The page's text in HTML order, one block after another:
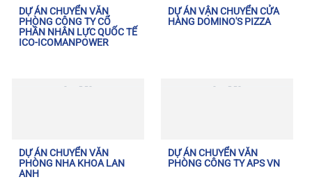
DỰ ÁN CHUYỂN VĂN
PHÒNG CÔNG TY CỔ
PHẦN NHÂN LỰC QUỐC TẾ
ICO-ICOMANPOWER
DỰ ÁN VẬN CHUYỂN CỬA
HÀNG DOMINO'S PIZZA
DỰ ÁN CHUYỂN VĂN
PHÒNG NHA KHOA LAN
ANH
DỰ ÁN CHUYỂN VĂN
PHÒNG CÔNG TY APS VN